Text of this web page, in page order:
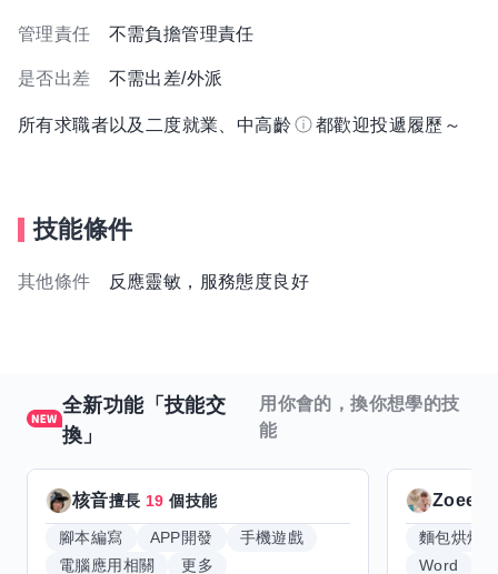
管理責任 不需負擔管理責任
是否出差 不需出差/外派
所有求職者以及二度就業、中高齡 都歡迎投遞履歷～
技能條件
其他條件 反應靈敏，服務態度良好
全新功能「技能交
換」
用你會的，換你想學的技
能
核音擅長 19 個技能
腳本編寫 APP開發
手機遊戲
電腦應用相關
更多
Zoeey
麵包烘焙
Word